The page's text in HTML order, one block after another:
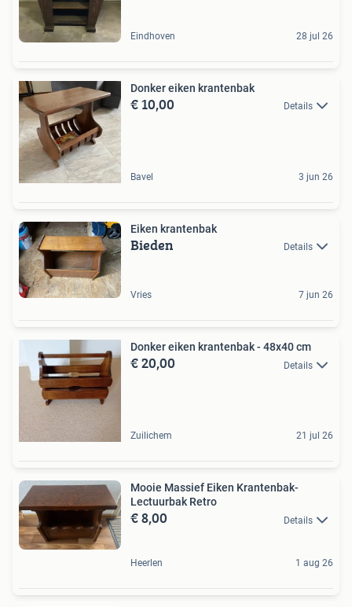
Eindhoven 28 jul 26
Donker eiken krantenbak
€ 10,00 Details
Bavel 3 jun 26
Eiken krantenbak
Bieden Details
Vries 7 jun 26
Donker eiken krantenbak - 48x40 cm
€ 20,00 Details
Zuilichem 21 jul 26
Mooie Massief Eiken Krantenbak-
Lectuurbak Retro
€ 8,00 Details
Heerlen 1 aug 26